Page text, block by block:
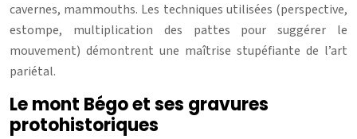
cavernes, mammouths. Les techniques utilisées (perspective,
estompe, multiplication des pattes pour suggérer le
mouvement) démontrent une maîtrise stupéfiante de l’art
pariétal.
Le mont Bégo et ses gravures
protohistoriques